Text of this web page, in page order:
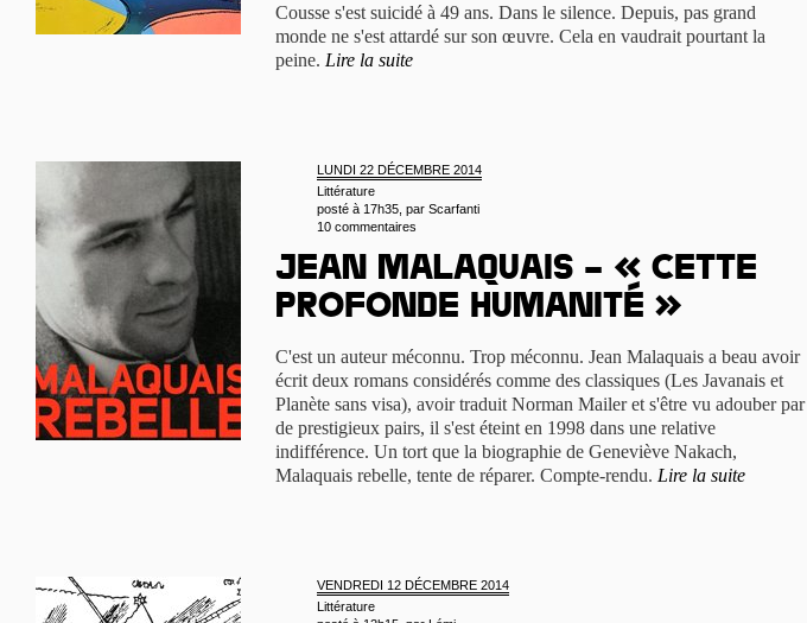
Cousse s'est suicidé à 49 ans. Dans le silence. Depuis, pas grand
monde ne s'est attardé sur son œuvre. Cela en vaudrait pourtant la
peine. Lire la suite
LUNDI 22 DÉCEMBRE 2014
Littérature
posté à 17h35, par Scarfanti
10 commentaires
Jean Malaquais – « Cette
profonde humanité »
C'est un auteur méconnu. Trop méconnu. Jean Malaquais a beau avoir
écrit deux romans considérés comme des classiques (Les Javanais et
Planète sans visa), avoir traduit Norman Mailer et s'être vu adouber par
de prestigieux pairs, il s'est éteint en 1998 dans une relative
indifférence. Un tort que la biographie de Geneviève Nakach,
Malaquais rebelle, tente de réparer. Compte-rendu. Lire la suite
VENDREDI 12 DÉCEMBRE 2014
Littérature